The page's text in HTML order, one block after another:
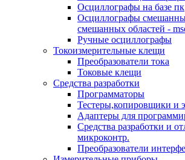
Осциллографы на базе пк
Осциллографы
смешанных областей -
Ручные осциллографы
Токоизмерительные клещи
Преобразователи тока
Токовые клещи
Средства разработки
Программаторы
Тестеры,копировщики и
Адаптеры для
Cредства разработки и
микроконтр.
Преобразователи